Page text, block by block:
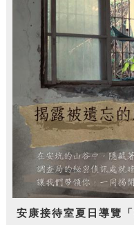
安康接待室夏日導覽